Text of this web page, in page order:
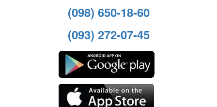
(098) 650-18-60
(093) 272-07-45